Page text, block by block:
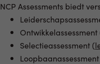
NCP Assessments biedt
Ontwikkelassessment
Selectieassessment (